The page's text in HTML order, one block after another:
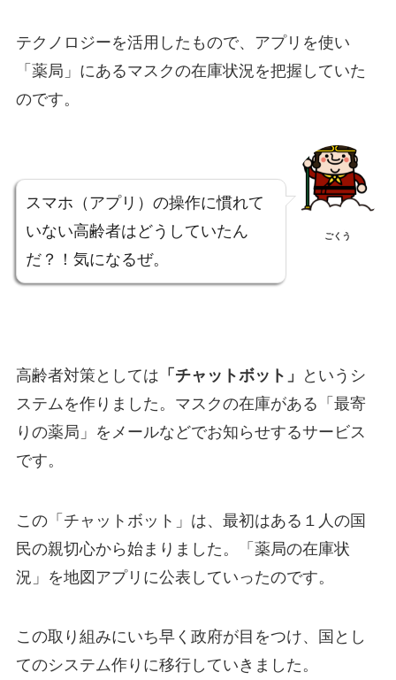
テクノロジーを活用したもので、アプリを使い
「薬局」にあるマスクの在庫状況を把握 していた
のです。
スマホ（アプリ）の操作に慣れて
いない高齢者はどうしていたん
だ？！気になるぜ。
ごくう
高齢者対策としては 「チャットボット」
というシ
ステムを作りました。マスクの在庫がある「最寄
りの薬局」をメールなどでお知らせするサービス
です。
この「チャットボット」は、最初はある１人の国
民の親切心から始まりました。「薬局の在庫状
況」を地図アプリに公表していったのです。
この取り組みにいち早く政府が目をつけ、国とし
てのシステム作りに移行していきました。